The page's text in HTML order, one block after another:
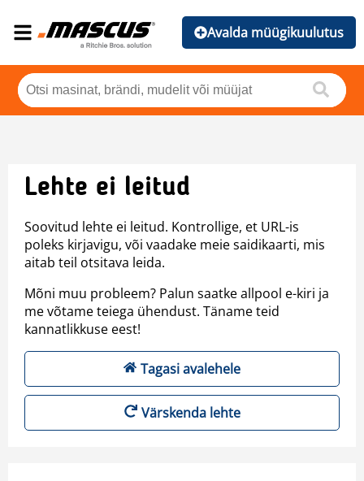
Avalda müügikuulutus
Lehte ei leitud
Soovitud lehte ei leitud. Kontrollige, et URL-is
poleks kirjavigu, või vaadake meie saidikaarti, mis
aitab teil otsitava leida.
Mõni muu probleem? Palun saatke allpool e-kiri ja
me võtame teiega ühendust. Täname teid
kannatlikkuse eest!
Tagasi avalehele
Värskenda lehte